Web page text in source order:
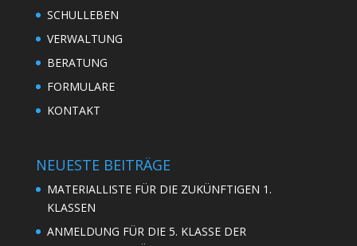
SCHULLEBEN
VERWALTUNG
BERATUNG
FORMULARE
KONTAKT
NEUESTE BEITRÄGE
MATERIALLISTE FÜR DIE ZUKÜNFTIGEN 1.
KLASSEN
ANMELDUNG FÜR DIE 5. KLASSE DER